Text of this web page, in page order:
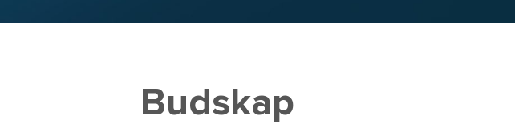
Budskap